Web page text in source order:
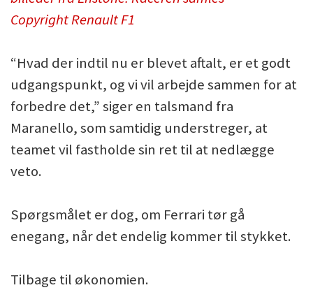
Copyright Renault F1
“Hvad der indtil nu er blevet aftalt, er et godt
udgangspunkt, og vi vil arbejde sammen for at
forbedre det,” siger en talsmand fra
Maranello, som samtidig understreger, at
teamet vil fastholde sin ret til at nedlægge
veto.
Spørgsmålet er dog, om Ferrari tør gå
enegang, når det endelig kommer til stykket.
Tilbage til økonomien.